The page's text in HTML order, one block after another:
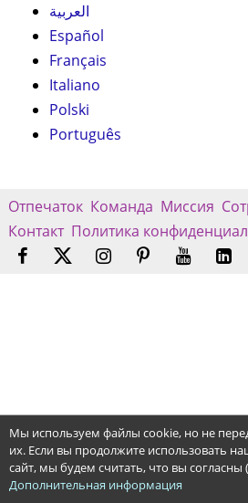
العربية
Español
Français
Italiano
Polski
Português
Отпечаток Команда Миссия
Контакт Политика
Мы используем файлы cookie, но не
их. Если вы продолжите использовать
сайт, мы будем считать, что вы
Дополнительная информация